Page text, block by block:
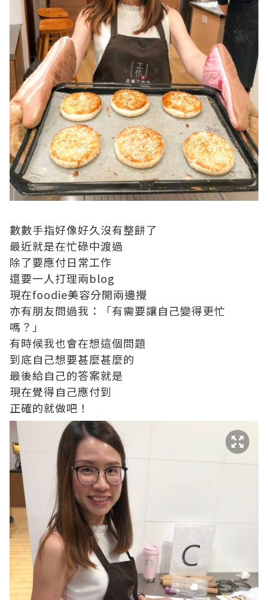
數數手指好像好久沒有整餅了
最近就是在忙碌中渡過
除了要應付日常工作
還要一人打理兩blog
現在foodie美容分開兩邊攪
亦有朋友問過我：「有需要讓自己變得更忙
嗎？」
有時候我也會在想這個問題
到底自己想要甚麼甚麼的
最後給自己的答案就是
現在覺得自己應付到
正確的就做吧！